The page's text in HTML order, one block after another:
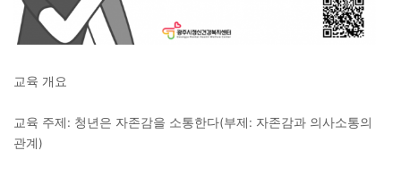
교육 개요
교육 주제: 청년은 자존감을 소통한다(부제: 자존감과 의사소통의
관계)